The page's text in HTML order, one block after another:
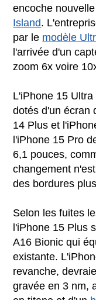
encoche
Island.
par le modèle
l'arrivée d'un
zoom 6x voire
L'iPhone 15
dotés d'un écran
14 Plus et
l'iPhone 15 Pro
6,1 pouces,
changement
des bordures
Selon les fuites
l'iPhone 15 Plus
A16 Bionic qui
existante.
revanche,
gravée en 3 nm,